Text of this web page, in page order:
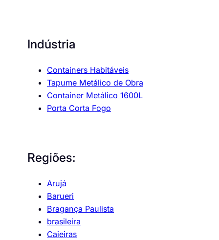
Indústria
Containers Habitáveis
Tapume Metálico de Obra
Container Metálico 1600L
Porta Corta Fogo
Regiões:
Arujá
Barueri
Bragança Paulista
brasileira
Caieiras